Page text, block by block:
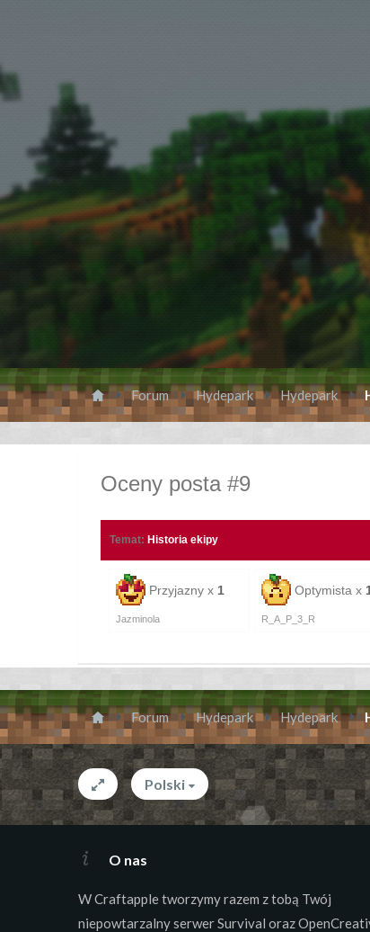
Forum Hydepark Hydepark
Oceny posta #9
Temat: Historia ekipy
Przyjazny x 1
Jazminola
Optymista x
R_A_P_3_R
Forum Hydepark Hydepark
Polski
O nas
W Craftapple tworzymy razem z tobą Twój
niepowtarzalny serwer Survival oraz